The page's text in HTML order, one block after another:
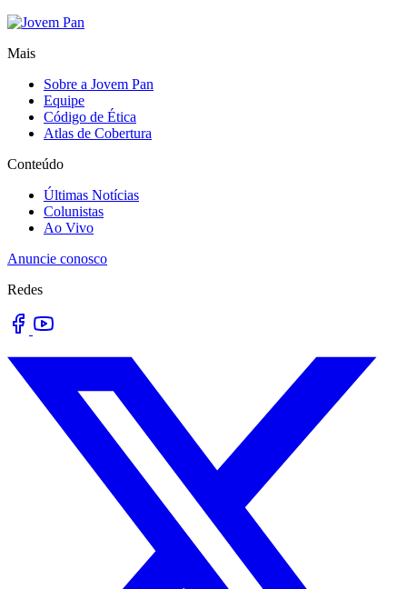
Mais
Sobre a Jovem Pan
Equipe
Código de Ética
Atlas de Cobertura
Conteúdo
Últimas Notícias
Colunistas
Ao Vivo
Anuncie conosco
Redes